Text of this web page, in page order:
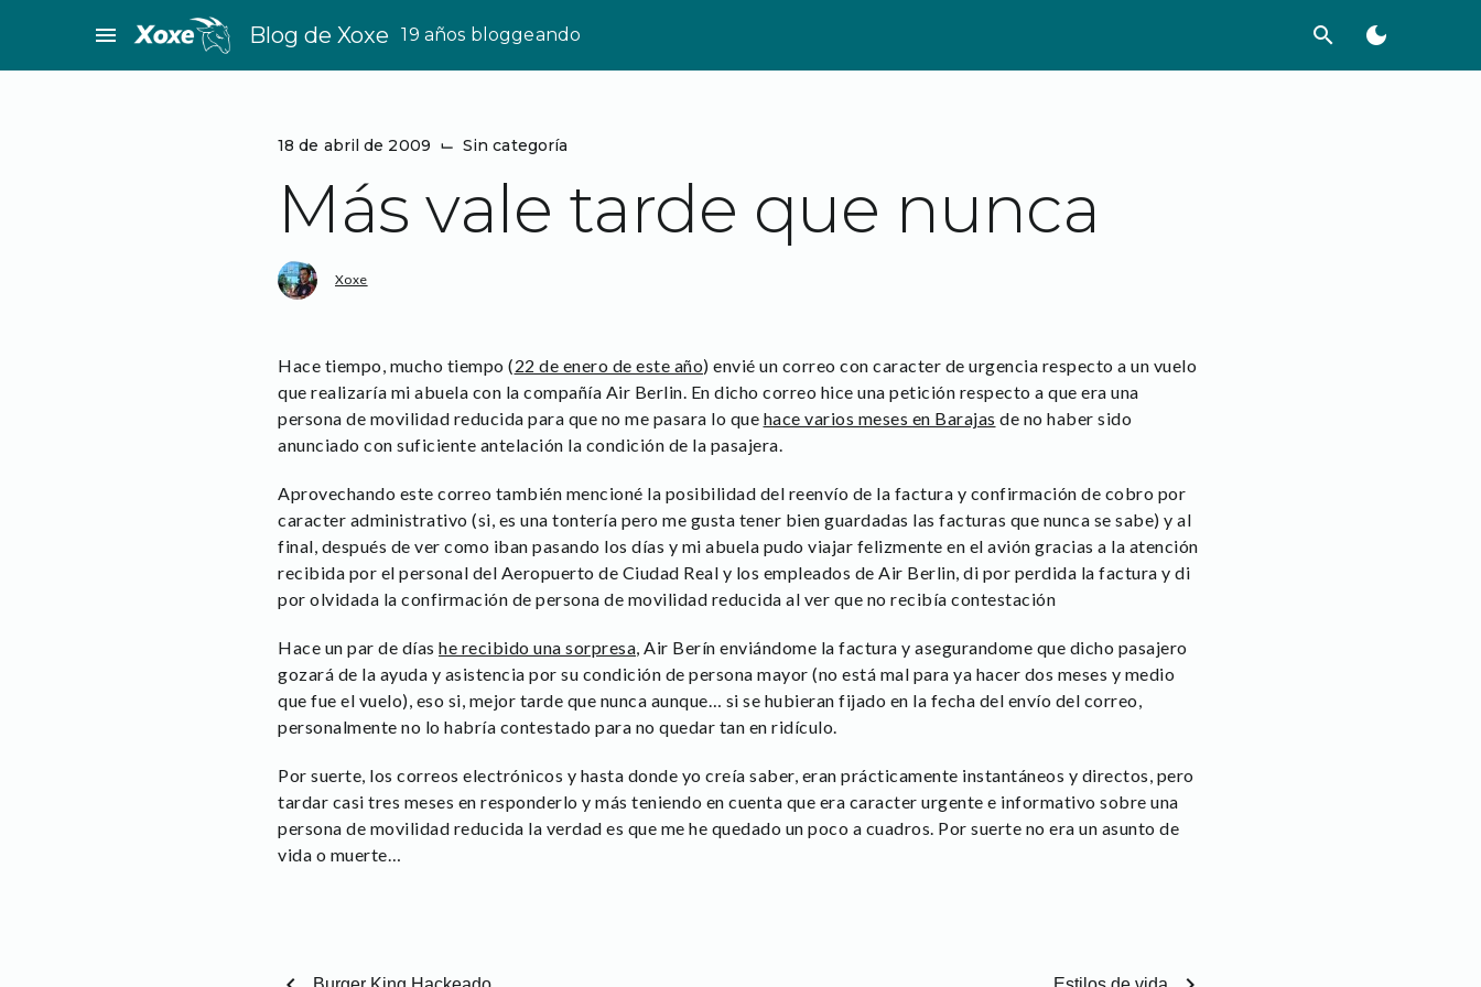
menu Blog de Xoxe 19 años bloggeando search dark_mode
18 de abril de 2009 ⌙ Sin categoría
Más vale tarde que nunca
Xoxe
Hace tiempo, mucho tiempo (22 de enero de este año) envié un correo con caracter de urgencia respecto a un vuelo
que realizaría mi abuela con la compañía Air Berlin. En dicho correo hice una petición respecto a que era una
persona de movilidad reducida para que no me pasara lo que hace varios meses en Barajas de no haber sido
anunciado con suficiente antelación la condición de la pasajera.
Aprovechando este correo también mencioné la posibilidad del reenvío de la factura y confirmación de cobro por
caracter administrativo (si, es una tontería pero me gusta tener bien guardadas las facturas que nunca se sabe) y al
final, después de ver como iban pasando los días y mi abuela pudo viajar felizmente en el avión gracias a la atención
recibida por el personal del Aeropuerto de Ciudad Real y los empleados de Air Berlin, di por perdida la factura y di
por olvidada la confirmación de persona de movilidad reducida al ver que no recibía contestación
Hace un par de días he recibido una sorpresa, Air Berín enviándome la factura y asegurandome que dicho pasajero
gozará de la ayuda y asistencia por su condición de persona mayor (no está mal para ya hacer dos meses y medio
que fue el vuelo), eso si, mejor tarde que nunca aunque… si se hubieran fijado en la fecha del envío del correo,
personalmente no lo habría contestado para no quedar tan en ridículo.
Por suerte, los correos electrónicos y hasta donde yo creía saber, eran prácticamente instantáneos y directos, pero
tardar casi tres meses en responderlo y más teniendo en cuenta que era caracter urgente e informativo sobre una
persona de movilidad reducida la verdad es que me he quedado un poco a cuadros. Por suerte no era un asunto de
vida o muerte…